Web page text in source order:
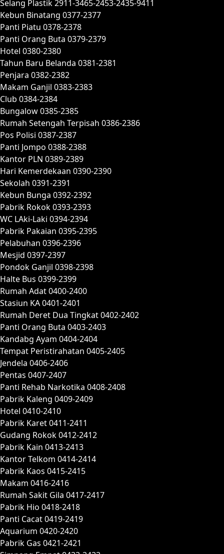
Selang Plastik 2911-3465-2453-2435-9411
Kebun Binatang 0377-2377
Panti Piatu 0378-2378
Panti Orang Buta 0379-2379
Hotel 0380-2380
Tahun Baru Belanda 0381-2381
Penjara 0382-2382
Makam Ganjil 0383-2383
Club 0384-2384
Bungalow 0385-2385
Rumah Setengah Terpisah 0386-2386
Pos Polisi 0387-2387
Panti Jompo 0388-2388
Kantor PLN 0389-2389
Hari Kemerdekaan 0390-2390
Sekolah 0391-2391
Kebun Bunga 0392-2392
Pabrik Rokok 0393-2393
WC LAki-Laki 0394-2394
Pabrik Pakaian 0395-2395
Pelabuhan 0396-2396
Mesjid 0397-2397
Pondok Ganjil 0398-2398
Halte Bus 0399-2399
Rumah Adat 0400-2400
Stasiun KA 0401-2401
Rumah Deret Dua Tingkat 0402-2402
Panti Orang Buta 0403-2403
Kandabg Ayam 0404-2404
Tempat Peristirahatan 0405-2405
Jendela 0406-2406
Pentas 0407-2407
Panti Rehab Narkotika 0408-2408
Pabrik Kaleng 0409-2409
Hotel 0410-2410
Pabrik Karet 0411-2411
Gudang Rokok 0412-2412
Pabrik Kain 0413-2413
Kantor Telkom 0414-2414
Pabrik Kaos 0415-2415
Makam 0416-2416
Rumah Sakit Gila 0417-2417
Pabrik Hio 0418-2418
Panti Cacat 0419-2419
Aquarium 0420-2420
Pabrik Gas 0421-2421